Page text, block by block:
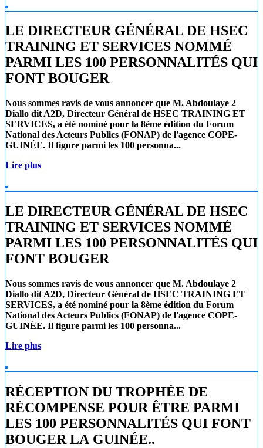
LE DIRECTEUR GÉNÉRAL DE HSEC
TRAINING ET SERVICES NOMMÉ
PARMI LES 100 PERSONNALITÉS QUI
FONT BOUGER
Nous sommes ravis de vous annoncer que M. Abdoulaye 2
Diallo dit A2D, Directeur Général de HSEC TRAINING ET
SERVICES, a été nominé pour la 8ème édition du Forum
National des Acteurs Publics (FONAP) de l'agence COPE-
GUINÉE. Il figure parmi les 100 personna...
Lire plus
LE DIRECTEUR GÉNÉRAL DE HSEC
TRAINING ET SERVICES NOMMÉ
PARMI LES 100 PERSONNALITÉS QUI
FONT BOUGER
Nous sommes ravis de vous annoncer que M. Abdoulaye 2
Diallo dit A2D, Directeur Général de HSEC TRAINING ET
SERVICES, a été nominé pour la 8ème édition du Forum
National des Acteurs Publics (FONAP) de l'agence COPE-
GUINÉE. Il figure parmi les 100 personna...
Lire plus
RÉCEPTION DU TROPHÉE DE
RÉCOMPENSE POUR ÊTRE PARMI
LES 100 PERSONNALITÉS QUI FONT
BOUGER LA GUINÉE..